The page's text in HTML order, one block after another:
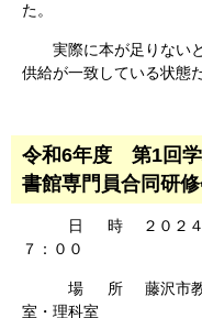
た。
実際に本が足りないと
供給が一致している状態
令和6年度 第1回学
書館専門員合同研
日 時
２０２
７：００
場 所 藤沢市教育
室・理科室